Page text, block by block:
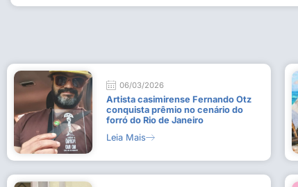
06/03/2026
Artista casimirense Fernando Otz
conquista prêmio no cenário do
forró do Rio de Janeiro
Leia Mais